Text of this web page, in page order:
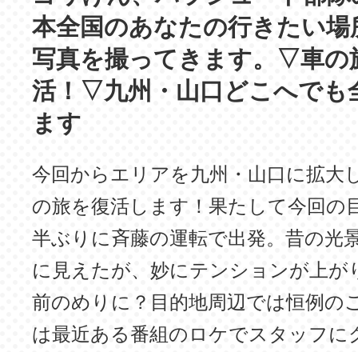
本全国のあなたの行きたい場
写真を撮ってきます。▽車の
活！▽九州・山口どこへでも
ます
今回からエリアを九州・山口に拡大
の旅を復活します！果たして今回の
半ぶりに斉藤の運転で出発。昔の光
に見えたが、妙にテンションが上が
前のめりに？目的地周辺では恒例の
は最近ある番組のロケでスタッフに